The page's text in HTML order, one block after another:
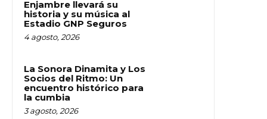
Enjambre llevará su
historia y su música al
Estadio GNP Seguros
4 agosto, 2026
La Sonora Dinamita y Los
Socios del Ritmo: Un
encuentro histórico para
la cumbia
3 agosto, 2026